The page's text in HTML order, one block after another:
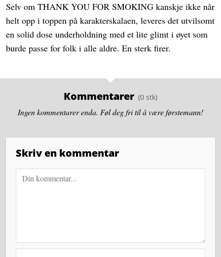
Selv om THANK YOU FOR SMOKING kanskje ikke når
helt opp i toppen på karakterskalaen, leveres det utvilsomt
en solid dose underholdning med et lite glimt i øyet som
burde passe for folk i alle aldre. En sterk firer.
Kommentarer
Ingen kommentarer enda. Føl deg fri til å være førstemann!
Skriv en kommentar